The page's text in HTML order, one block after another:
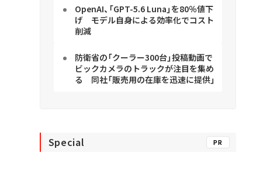
OpenAI、「GPT-5.6 Luna」を80％値下
げ モデル自身による効率化でコスト
削減
防衛省の「クーラー300台」投稿動画で
ビックカメラのトラックが注目を集め
る 同社「販売用の在庫を迅速に提供」
Special PR